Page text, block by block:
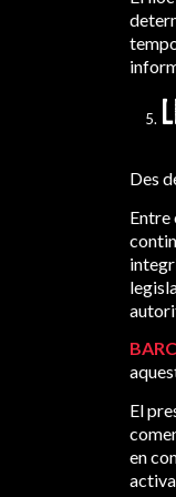
Des
Entre
El
en